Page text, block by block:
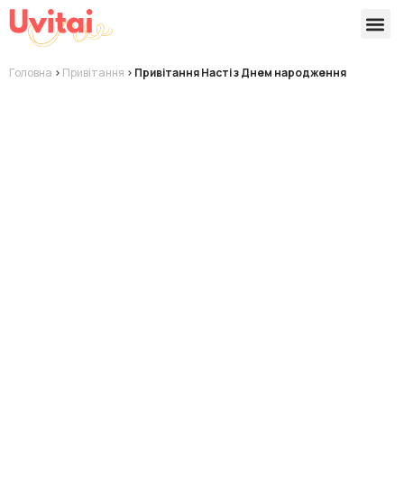
Головна > Привітання > Привітання Насті з Днем народження